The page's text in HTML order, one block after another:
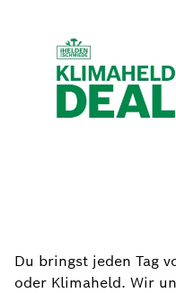
Du bringst jeden Tag
oder Klimaheld. Wir